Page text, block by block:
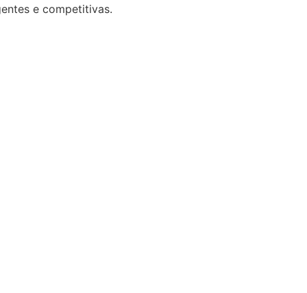
e competitivas.